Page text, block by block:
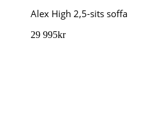
Alex High 2,5-sits soffa
29 995kr